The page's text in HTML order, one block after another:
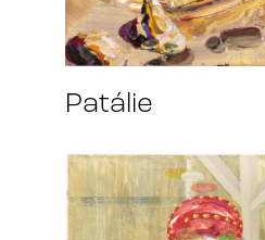
Patálie